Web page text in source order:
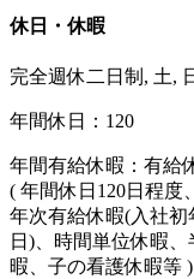
休日・休暇
完全週休二日制, 土,
年間休日：120
年間有給休暇：有給
( 年間休日120日程度
年次有給休暇(入社初
日)、時間単位休暇
暇、子の看護休暇等 )